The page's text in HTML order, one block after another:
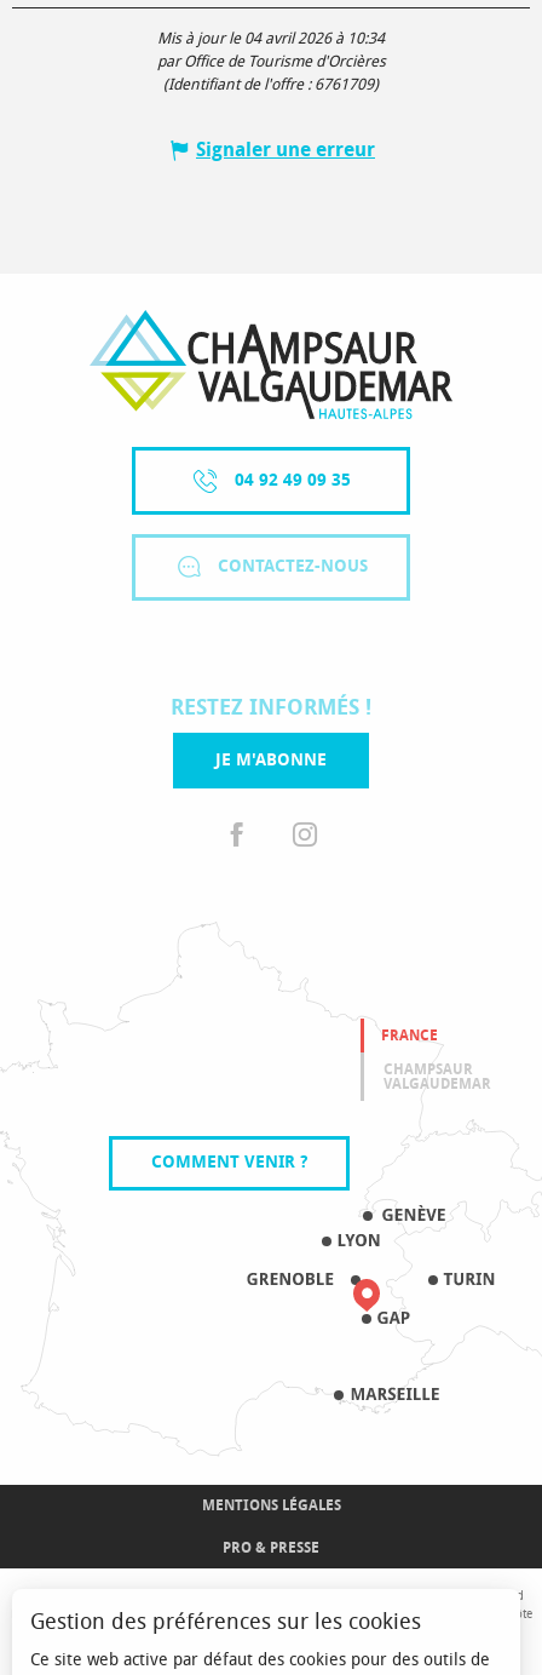
Mis à jour le 04 avril 2026 à 10:34
par Office de Tourisme d'Orcières
(Identifiant de l'offre : 6761709)
Signaler une erreur
04 92 49 09 35
CONTACTEZ-NOUS
RESTEZ INFORMÉS !
JE M'ABONNE
FRANCE
CHAMPSAUR
VALGAUDEMAR
COMMENT VENIR ?
MENTIONS LÉGALES
PRO & PRESSE
Avec le concours de l'Union Européenne. L'Europe s'engage sur le Massif Alpin avec le fond
Européen de Développement Régional. Co-financé par le Conseil Régional Provence-Alpes-Côte
d'Azur et l'Etat, Commissariat Général des Territoires - FNADT - CIMA
Gestion des préférences sur les cookies
Ce site web active par défaut des cookies pour des outils de